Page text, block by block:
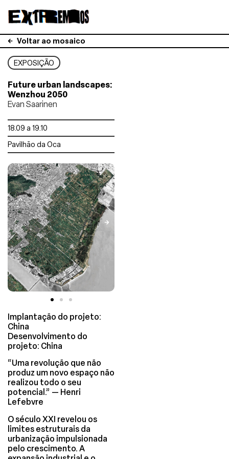
Voltar ao mosaico
EXPOSIÇÃO
Future urban landscapes:
Wenzhou 2050
Evan Saarinen
18.09 a 19.10
Pavilhão da Oca
Implantação do projeto:
China
Desenvolvimento do
projeto: China
“Uma revolução que não
produz um novo espaço não
realizou todo o seu
potencial.” — Henri
Lefebvre
O século XXI revelou os
limites estruturais da
urbanização impulsionada
pelo crescimento. A